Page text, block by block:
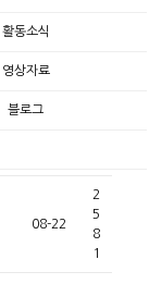
활동소식
영상자료
블로그
09-05
08-22
2
5
8
1